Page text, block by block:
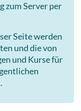
zum Server per
Seite werden
und die von
und Kurse für